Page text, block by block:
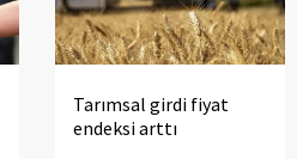
Tarımsal girdi fiyat
endeksi arttı